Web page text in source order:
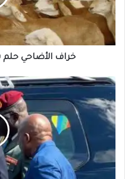
في
السودان
خراف الأضاحي حلم
لواء
متقاعد
:
يكتب
بين